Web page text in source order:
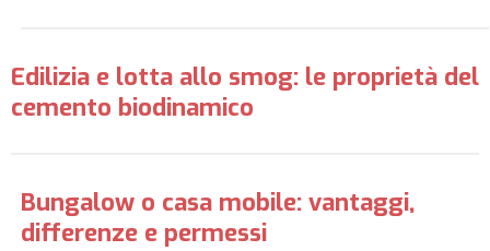
Edilizia e lotta allo smog: le proprietà del
cemento biodinamico
Bungalow o casa mobile: vantaggi,
differenze e permessi